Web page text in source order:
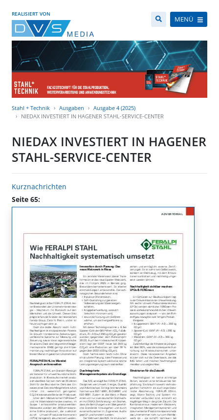
REALISIERT VON
MENÜ
Stahl + Technik Ausgaben
Ausgabe 4 (2025)
NIEDAX INVESTIERT IN HAGENER STAHL-SERVICE-CENTER
NIEDAX INVESTIERT IN HAGENER
STAHL-SERVICE-CENTER
Kurznachrichten
Seite 65: